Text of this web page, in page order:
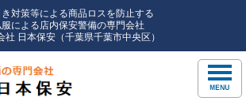
対策等による商品ロスを防止する
による店内保安警備の専門会社
社 日本保安（千葉県千葉市中央区）